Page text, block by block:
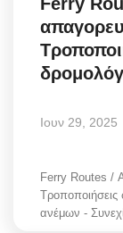
Ιουν 29, 2025
Ferry Routes /
ανέμων -